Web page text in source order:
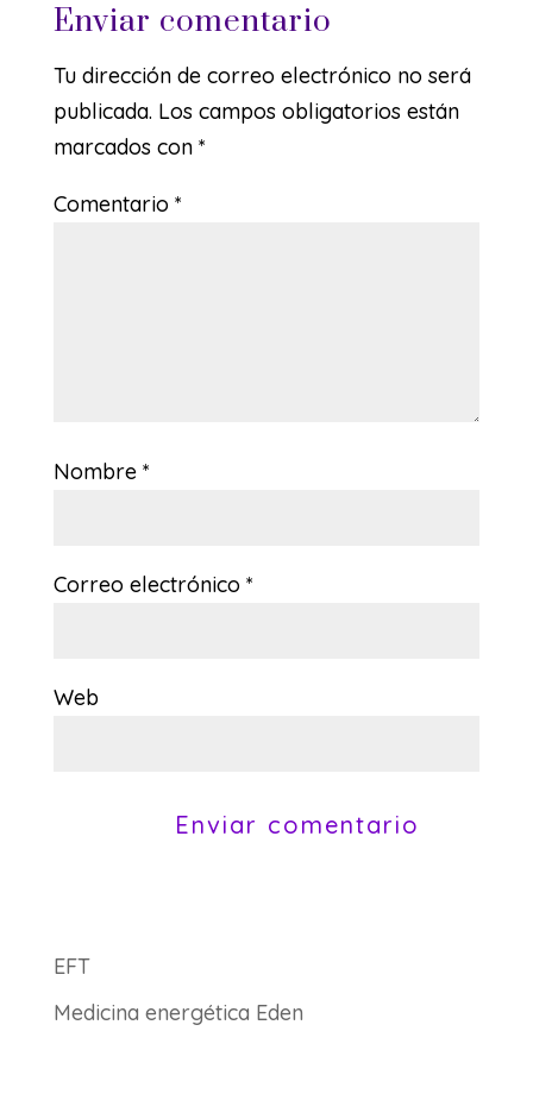
Enviar comentario
Tu dirección de correo electrónico no será
publicada. Los campos obligatorios están
marcados con *
Comentario *
Nombre *
Correo electrónico *
Web
EFT
Medicina energética Eden